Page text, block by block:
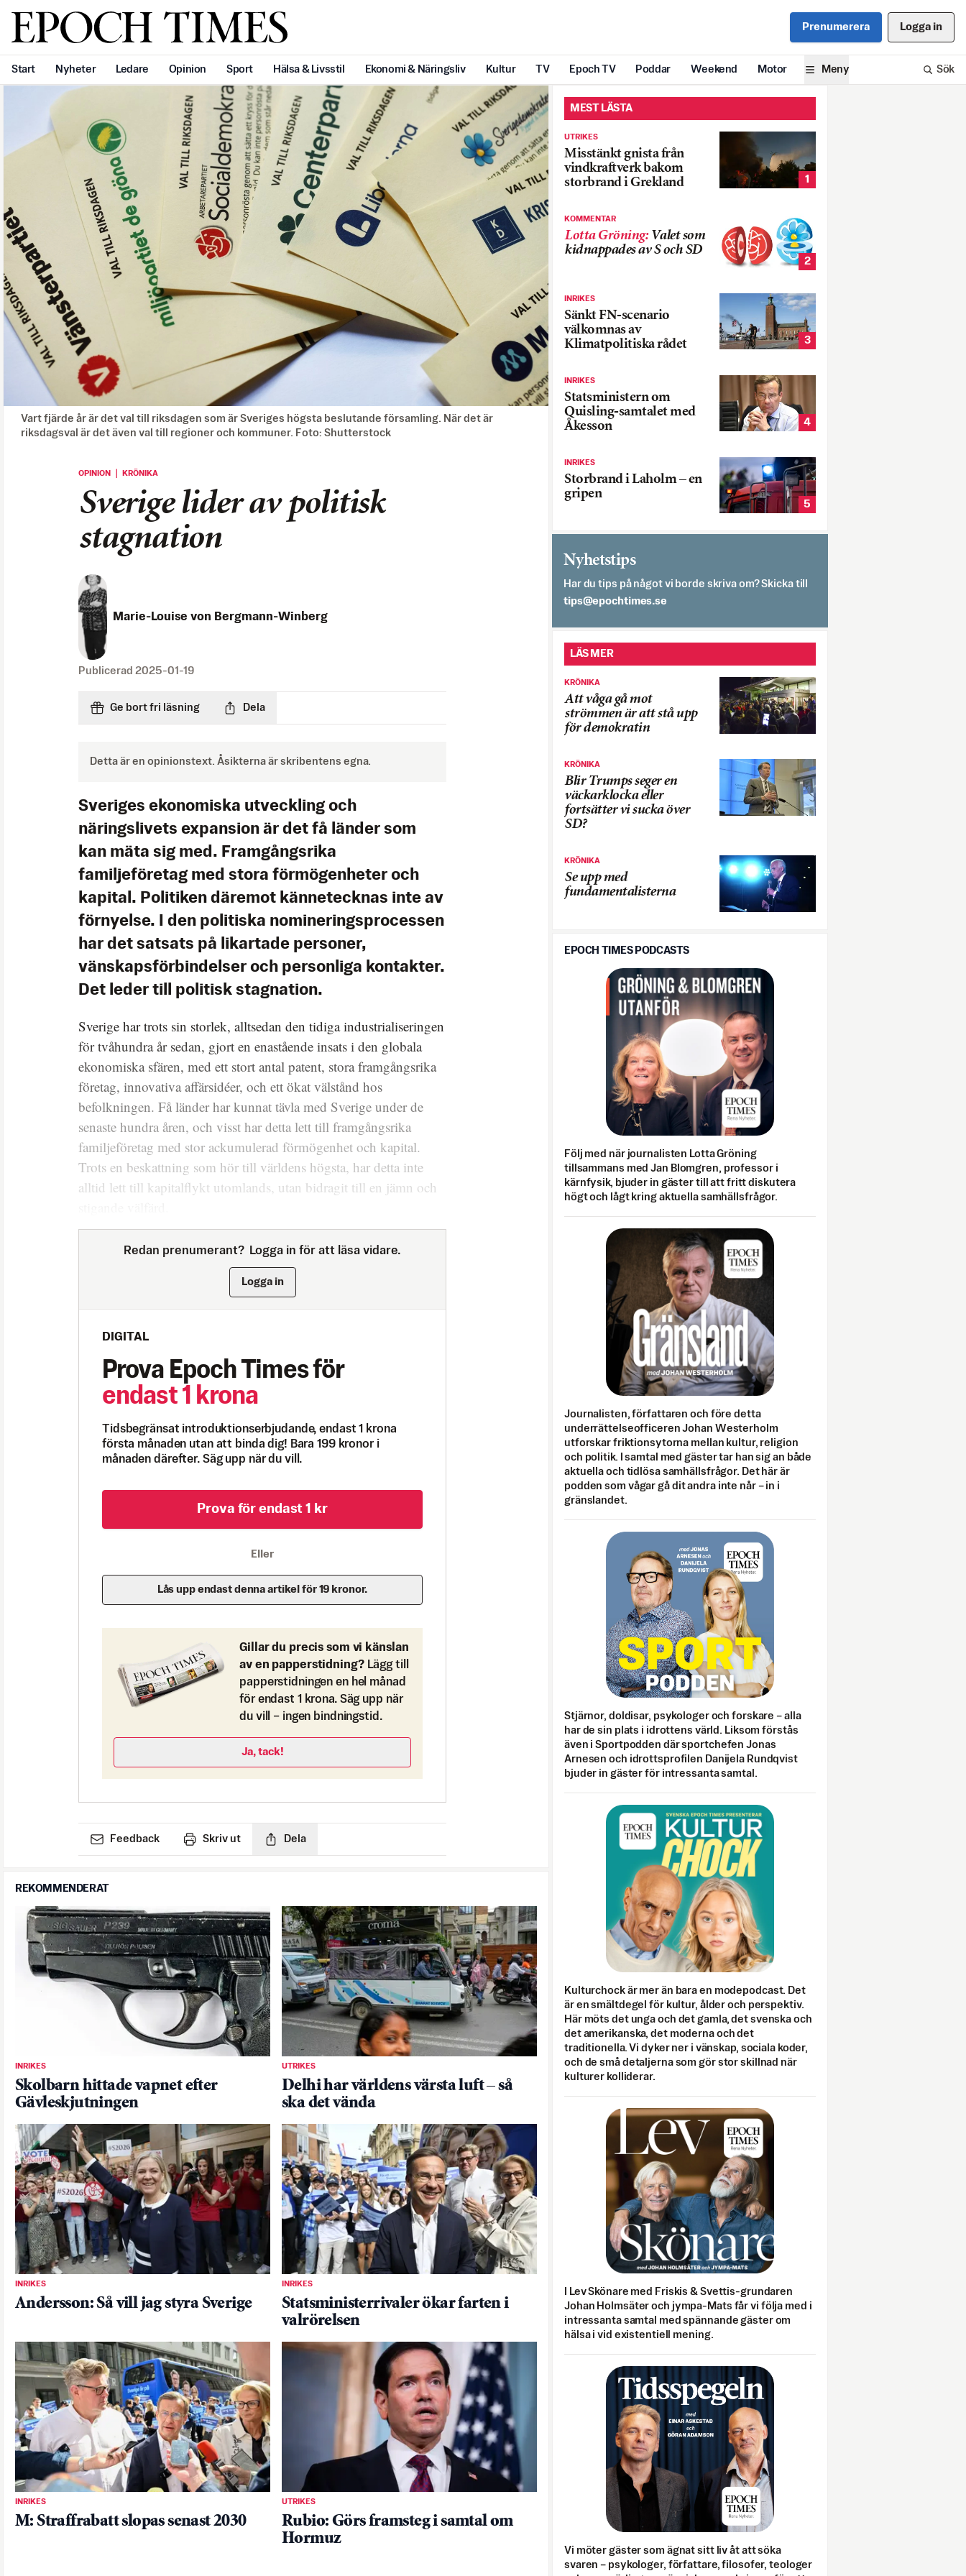
Svenska Epoch Times Prenumerera Logga in
Start Nyheter Ledare Opinion Sport Hälsa & Livsstil Ekonomi & Näringsliv Kultur TV Epoch TV Poddar Weekend Motor Meny Sök
Vart fjärde år är det val till riksdagen som är Sveriges högsta beslutande församling. När det är
riksdagsval är det även val till regioner och kommuner. Foto: Shutterstock
OPINION ｜ KRÖNIKA
Sverige lider av politisk
stagnation
Marie-Louise von Bergmann-Winberg
Publicerad 2025-01-19
Ge bort fri läsning Dela
Detta är en opinionstext. Åsikterna är skribentens egna.
Sveriges ekonomiska utveckling och
näringslivets expansion är det få länder som
kan mäta sig med. Framgångsrika
familjeföretag med stora förmögenheter och
kapital. Politiken däremot kännetecknas inte av
förnyelse. I den politiska nomineringsprocessen
har det satsats på likartade personer,
vänskapsförbindelser och personliga kontakter.
Det leder till politisk stagnation.
Sverige har trots sin storlek, alltsedan den tidiga industrialiseringen
för tvåhundra år sedan, gjort en enastående insats i den globala
ekonomiska sfären, med ett stort antal patent, stora framgångsrika
företag, innovativa affärsidéer, och ett ökat välstånd hos
befolkningen. Få länder har kunnat tävla med Sverige under de
senaste hundra åren, och visst har detta lett till framgångsrika
familjeföretag med stor ackumulerad förmögenhet och kapital.
Trots en beskattning som hör till världens högsta, har detta inte
alltid lett till kapitalflykt utomlands, utan bidragit till en jämn och
Redan prenumerant? Logga in för att läsa vidare.
Logga in
DIGITAL
Prova Epoch Times för
endast 1 krona
Tidsbegränsat introduktionserbjudande, endast 1 krona
första månaden utan att binda dig! Bara 199 kronor i
månaden därefter. Säg upp när du vill.
Prova för endast 1 kr
Eller
Lås upp endast denna artikel för 19 kronor.
Gillar du precis som vi känslan
av en papperstidning? Lägg till
papperstidningen en hel månad
för endast 1 krona. Säg upp när
du vill – ingen bindningstid.
Ja, tack!
Feedback Skriv ut Dela
REKOMMENDERAT
INRIKES
Skolbarn hittade vapnet efter
Gävleskjutningen
UTRIKES
Delhi har världens värsta luft – så
ska det vända
INRIKES
Andersson: Så vill jag styra Sverige
INRIKES
Statsministerrivaler ökar farten i
valrörelsen
INRIKES
M: Straffrabatt slopas senast 2030
UTRIKES
Rubio: Görs framsteg i samtal om
Hormuz
MEST LÄSTA
UTRIKES
Misstänkt gnista från
vindkraftverk bakom
storbrand i Grekland
1
KOMMENTAR
Lotta Gröning: Valet som
kidnappades av S och SD
2
INRIKES
Sänkt FN-scenario
välkomnas av
Klimatpolitiska rådet
3
INRIKES
Statsministern om
Quisling-samtalet med
Åkesson
4
INRIKES
Storbrand i Laholm – en
gripen
5
Nyhetstips
Har du tips på något vi borde skriva om? Skicka till
es.semithcope@spit
LÄS MER
KRÖNIKA
Att våga gå mot
strömmen är att stå upp
för demokratin
KRÖNIKA
Blir Trumps seger en
väckarklocka eller
fortsätter vi sucka över
SD?
KRÖNIKA
Se upp med
fundamentalisterna
EPOCH TIMES PODCASTS
Följ med när journalisten Lotta Gröning
tillsammans med Jan Blomgren, professor i
kärnfysik, bjuder in gäster till att fritt diskutera
högt och lågt kring aktuella samhällsfrågor.
Journalisten, författaren och före detta
underrättelseofficeren Johan Westerholm
utforskar friktionsytorna mellan kultur, religion
och politik. I samtal med gäster tar han sig an både
aktuella och tidlösa samhällsfrågor. Det här är
podden som vågar gå dit andra inte når – in i
gränslandet.
Stjärnor, doldisar, psykologer och forskare – alla
har de sin plats i idrottens värld. Liksom förstås
även i Sportpodden där sportchefen Jonas
Arnesen och idrottsprofilen Danijela Rundqvist
bjuder in gäster för intressanta samtal.
Kulturchock är mer än bara en modepodcast. Det
är en smältdegel för kultur, ålder och perspektiv.
Här möts det unga och det gamla, det svenska och
det amerikanska, det moderna och det
traditionella. Vi dyker ner i vänskap, sociala koder,
och de små detaljerna som gör stor skillnad när
kulturer kolliderar.
I Lev Skönare med Friskis & Svettis-grundaren
Johan Holmsäter och jympa-Mats får vi följa med i
intressanta samtal med spännande gäster om
hälsa i vid existentiell mening.
Vi möter gäster som ägnat sitt liv åt att söka
svaren – psykologer, författare, filosofer, teologer